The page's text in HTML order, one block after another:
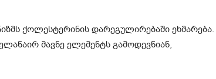
ქოლესტერინის დარეგულირებაში ეხმარება.
მავნე ელემენტს გამოდევნიან,